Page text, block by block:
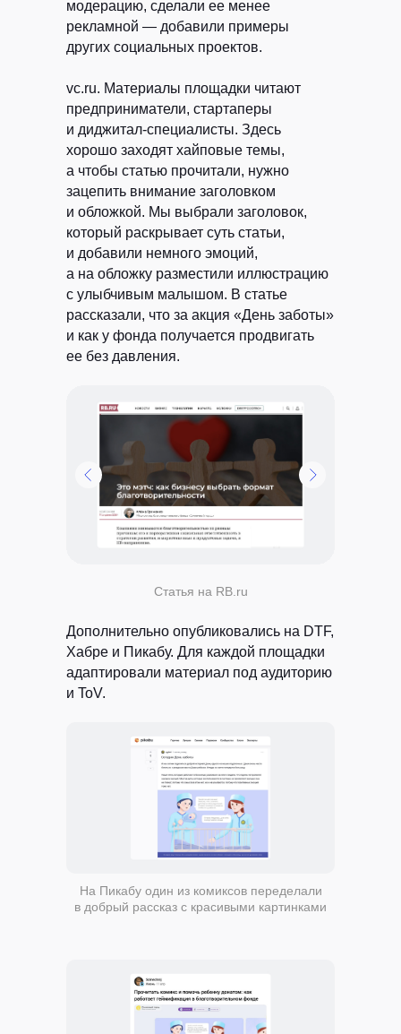
модерацию, сделали ее менее
рекламной — добавили примеры
других социальных проектов.
vc.ru. Материалы площадки читают
предприниматели, стартаперы
и диджитал-специалисты. Здесь
хорошо заходят хайповые темы,
а чтобы статью прочитали, нужно
зацепить внимание заголовком
и обложкой. Мы выбрали заголовок,
который раскрывает суть статьи,
и добавили немного эмоций,
а на обложку разместили иллюстрацию
с улыбчивым малышом. В статье
рассказали, что за акция «День заботы»
и как у фонда получается продвигать
ее без давления.
Статья на RB.ru
Дополнительно опубликовались на DTF,
Хабре и Пикабу. Для каждой площадки
адаптировали материал под аудиторию
и ToV.
На Пикабу один из комиксов переделали
в добрый рассказ с красивыми картинками